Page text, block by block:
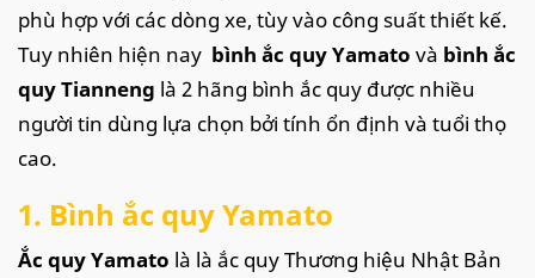
phù hợp với các dòng xe, tùy vào công suất thiết kế.
Tuy nhiên hiện nay bình ắc quy Yamato và bình ắc
quy Tianneng là 2 hãng bình ắc quy được nhiều
người tin dùng lựa chọn bởi tính ổn định và tuổi thọ
cao.
1. Bình ắc quy Yamato
Ắc quy Yamato là là ắc quy Thương hiệu Nhật Bản